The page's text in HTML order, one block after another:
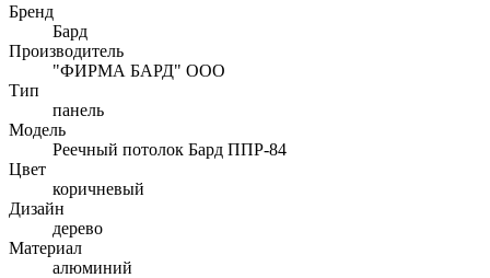
Бренд
Бард
Производитель
"ФИРМА БАРД" ООО
Тип
панель
Модель
Реечный потолок Бард ППР-84
Цвет
коричневый
Дизайн
дерево
Материал
алюминий